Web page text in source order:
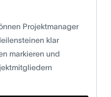
Projektmanager
klar
markieren und